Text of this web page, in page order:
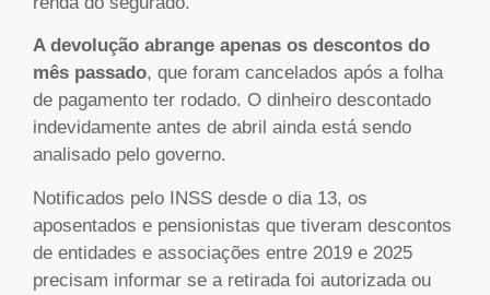
A devolução abrange apenas os descontos do
mês passado, que foram cancelados após a folha
de pagamento ter rodado. O dinheiro descontado
indevidamente antes de abril ainda está sendo
analisado pelo governo.
Notificados pelo INSS desde o dia 13, os
aposentados e pensionistas que tiveram descontos
de entidades e associações entre 2019 e 2025
precisam informar se a retirada foi autorizada ou